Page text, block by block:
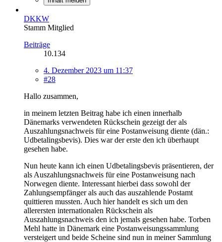
DKKW
Stamm Mitglied
Beiträge
10.134
4. Dezember 2023 um 11:37
#28
Hallo zusammen,
in meinem letzten Beitrag habe ich einen innerhalb
Dänemarks verwendeten Rückschein gezeigt der als
Auszahlungsnachweis für eine Postanweisung diente (dän.:
Udbetalingsbevis). Dies war der erste den ich überhaupt
gesehen habe.
Nun heute kann ich einen Udbetalingsbevis präsentieren, der
als Auszahlungsnachweis für eine Postanweisung nach
Norwegen diente. Interessant hierbei dass sowohl der
Zahlungsempfänger als auch das auszahlende Postamt
quittieren mussten. Auch hier handelt es sich um den
allerersten internationalen Rückschein als
Auszahlungsnachweis den ich jemals gesehen habe. Torben
Mehl hatte in Dänemark eine Postanweisungssammlung
versteigert und beide Scheine sind nun in meiner Sammlung